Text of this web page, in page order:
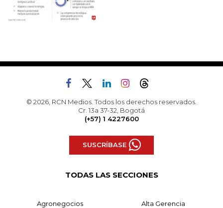
© 2026, RCN Medios. Todos los derechos reservados.
Cr. 13a 37-32, Bogotá
(+57) 1 4227600
SUSCRÍBASE
TODAS LAS SECCIONES
Agronegocios Alta Gerencia